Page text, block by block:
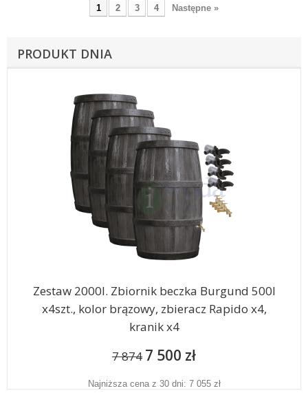
PRODUKT DNIA
Zestaw 2000l. Zbiornik beczka Burgund 500l
x4szt., kolor brązowy, zbieracz Rapido x4,
kranik x4
7 874 7 500 zł
Najniższa cena z 30 dni: 7 055 zł
1 2 3 4 Następne »